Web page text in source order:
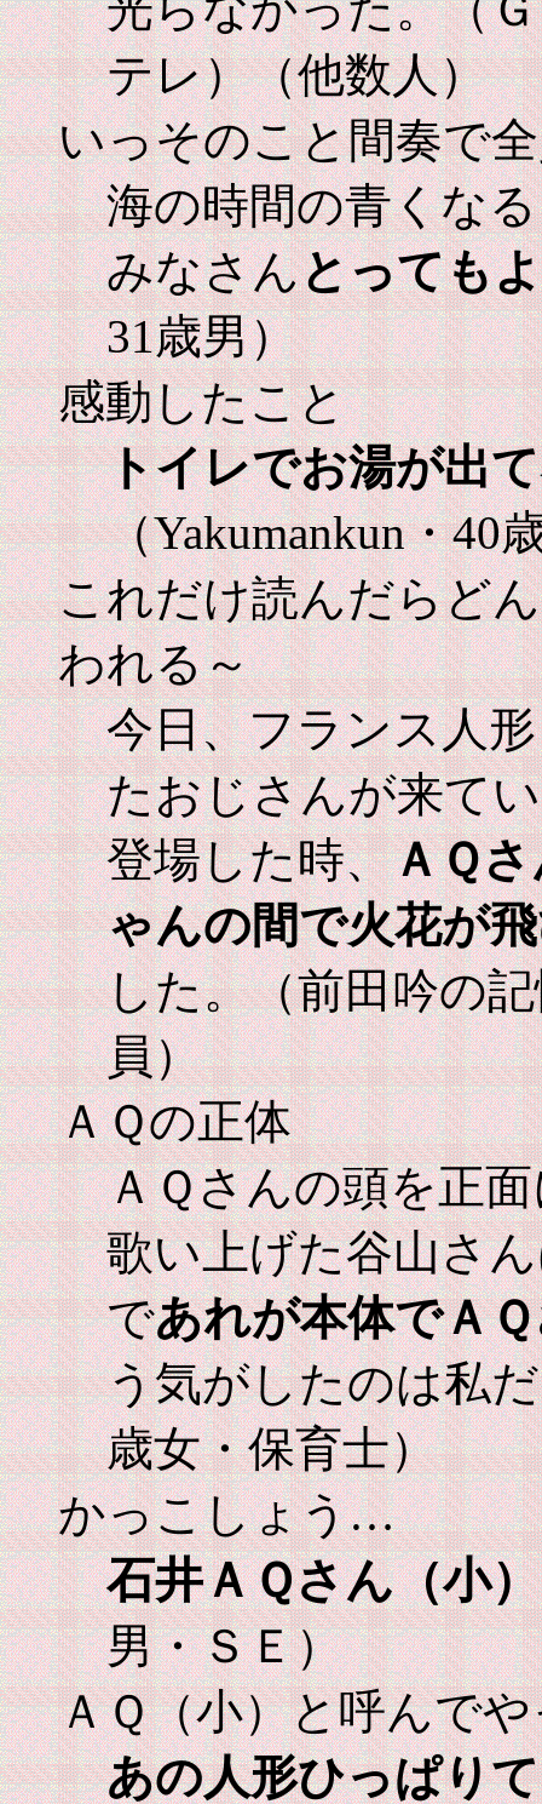
テレ）（他数人）
いっそのこと間奏で
海の時間の青くな
みなさんとっても
31歳男）
感動したこと
トイレでお湯が出
（Yakumankun・40
これだけ読んだらど
われる～
今日、フランス人
たおじさんが来て
登場した時、ＡＱ
ゃんの間で火花が
した。（前田吟の
員）
ＡＱの正体
ＡＱさんの頭を正
歌い上げた谷山さ
であれが本体でＡ
う気がしたのは私
歳女・保育士）
かっこしょう…
石井ＡＱさん（小
男・ＳＥ）
ＡＱ（小）と呼んで
あの人形ひっぱり